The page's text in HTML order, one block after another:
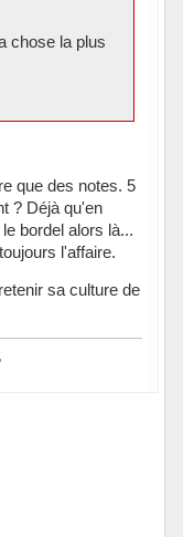
chose la plus
que des notes. 5
? Déjà qu'en
bordel alors là...
l'affaire.
sa culture de